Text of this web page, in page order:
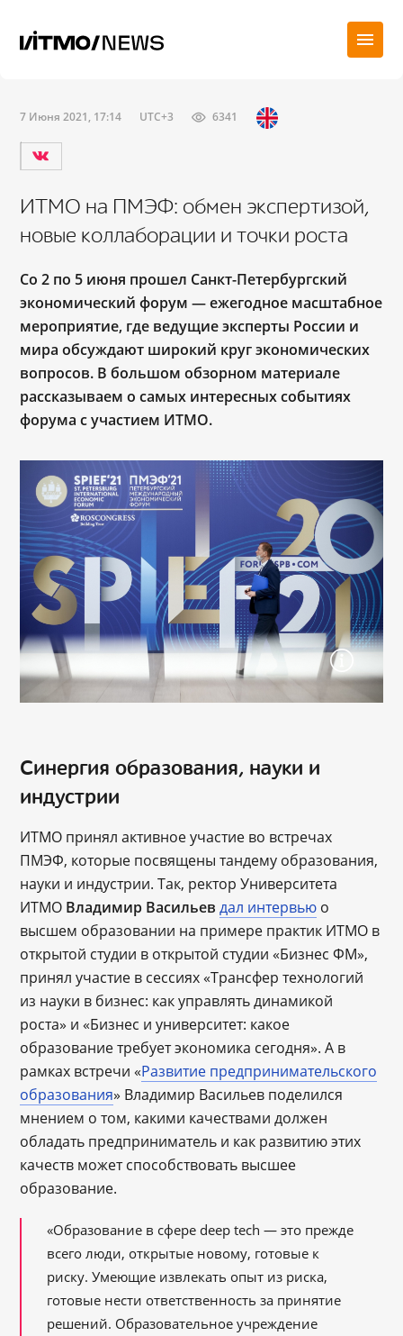
7 Июня 2021, 17:14 UTC+3 6341
ИТМО на ПМЭФ: обмен экспертизой,
новые коллаборации и точки роста
Со 2 по 5 июня прошел Санкт-Петербургский
экономический форум — ежегодное масштабное
мероприятие, где ведущие эксперты России и
мира обсуждают широкий круг экономических
вопросов. В большом обзорном материале
рассказываем о самых интересных событиях
форума с участием ИТМО.
Синергия образования, науки и
индустрии
ИТМО принял активное участие во встречах
ПМЭФ, которые посвящены тандему образования,
науки и индустрии. Так, ректор Университета
ИТМО Владимир Васильев дал интервью о
высшем образовании на примере практик ИТМО в
открытой студии в открытой студии «‎Бизнес ФМ»,
принял участие в сессиях «Трансфер технологий
из науки в бизнес: как управлять динамикой
роста» и «Бизнес и университет: какое
образование требует экономика сегодня». А в
рамках встречи «Развитие предпринимательского
образования» Владимир Васильев поделился
мнением о том, какими качествами должен
обладать предприниматель и как развитию этих
качеств может способствовать высшее
образование.
«Образование в сфере deep tech — это прежде
всего люди, открытые новому, готовые к
риску. Умеющие извлекать опыт из риска,
готовые нести ответственность за принятие
решений. Образовательное учреждение